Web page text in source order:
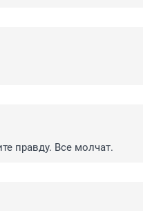
правду. Все молчат.